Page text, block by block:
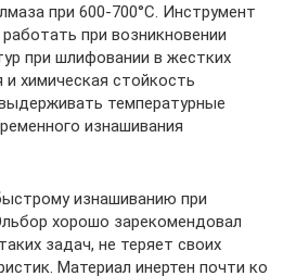
при 600-700°C. Инструмент
при возникновении
при шлифовании в жестких
химическая стойкость
температурные
изнашивания
изнашиванию при
хорошо зарекомендовал
задач, не теряет своих
Материал инертен почти ко